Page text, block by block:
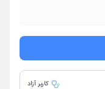
کاربر آزاد